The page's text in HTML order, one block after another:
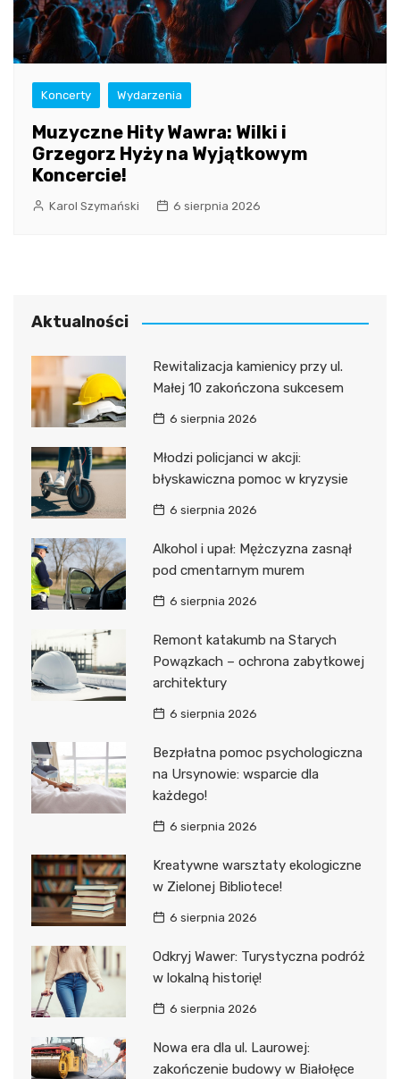
Koncerty Wydarzenia
Muzyczne Hity Wawra: Wilki i
Grzegorz Hyży na Wyjątkowym
Koncercie!
Karol Szymański 6 sierpnia 2026
Aktualności
Rewitalizacja kamienicy przy ul.
Małej 10 zakończona sukcesem
6 sierpnia 2026
Młodzi policjanci w akcji:
błyskawiczna pomoc w kryzysie
6 sierpnia 2026
Alkohol i upał: Mężczyzna zasnął
pod cmentarnym murem
6 sierpnia 2026
Remont katakumb na Starych
Powązkach – ochrona zabytkowej
architektury
6 sierpnia 2026
Bezpłatna pomoc psychologiczna
na Ursynowie: wsparcie dla
każdego!
6 sierpnia 2026
Kreatywne warsztaty ekologiczne
w Zielonej Bibliotece!
6 sierpnia 2026
Odkryj Wawer: Turystyczna podróż
w lokalną historię!
6 sierpnia 2026
Nowa era dla ul. Laurowej:
zakończenie budowy w Białołęce